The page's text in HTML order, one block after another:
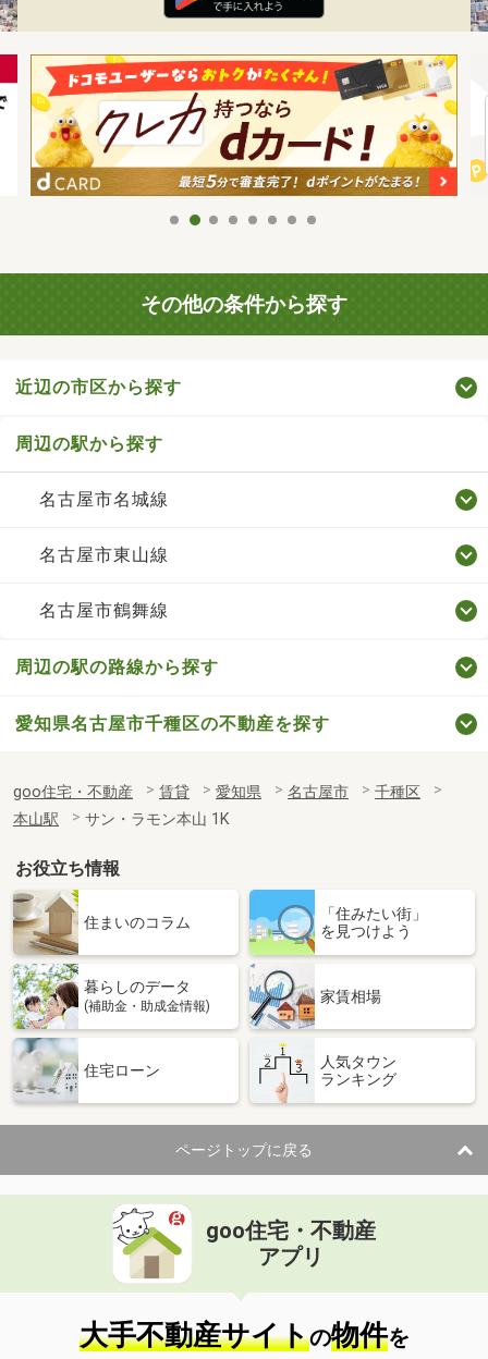
その他の条件から探す
近辺の市区から探す
周辺の駅から探す
名古屋市名城線
名古屋市東山線
名古屋市鶴舞線
周辺の駅の路線から探す
愛知県名古屋市千種区の不動産を探す
goo住宅・不動産 賃貸 愛知県 名古屋市
千種区
本山駅
サン・ラモン本山 1K
お役立ち情報
住まいのコラム
「住みたい街」
を見つけよう
暮らしのデータ
(補助金・助成金情報)
家賃相場
住宅ローン
人気タウン
ランキング
ページトップに戻る
goo住宅・不動産
アプリ
大手不動産サイトの物件を